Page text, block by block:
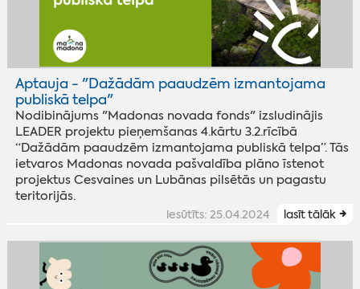
Aptauja - "Dažādām paaudzēm izmantojama
publiskā telpa"
Nodibinājums "Madonas novada fonds" izsludinājis
LEADER projektu pieņemšanas 4.kārtu 3.2.rīcībā
“Dažādām paaudzēm izmantojama publiskā telpa”. Tās
ietvaros Madonas novada pašvaldība plāno īstenot
projektus Cesvaines un Lubānas pilsētās un pagastu
teritorijās.
iesūtīts: 25.04.2024 lasīt tālāk